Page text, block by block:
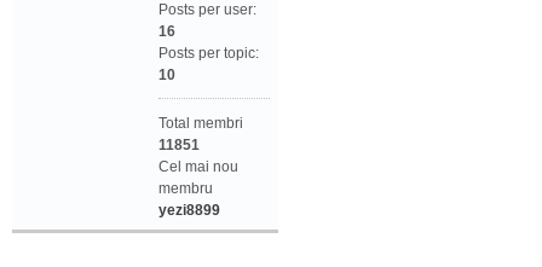
Posts per user:
16
Posts per topic:
10
Total membri
11851
Cel mai nou
membru
yezi8899